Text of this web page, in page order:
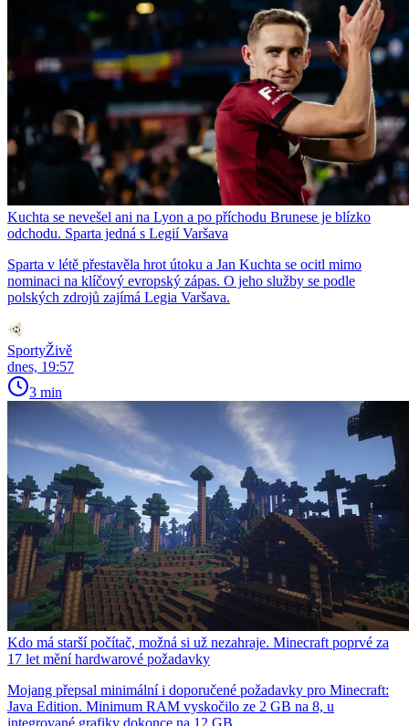
Kuchta se nevešel ani na Lyon a po příchodu Brunese je blízko
odchodu. Sparta jedná s Legií Varšava
Sparta v létě přestavěla hrot útoku a Jan Kuchta se ocitl mimo
nominaci na klíčový evropský zápas. O jeho služby se podle
polských zdrojů zajímá Legia Varšava.
SportyŽivě
dnes, 19:57
3 min
Kdo má starší počítač, možná si už nezahraje. Minecraft poprvé za
17 let mění hardwarové požadavky
Mojang přepsal minimální i doporučené požadavky pro Minecraft:
Java Edition. Minimum RAM vyskočilo ze 2 GB na 8, u
integrované grafiky dokonce na 12 GB.